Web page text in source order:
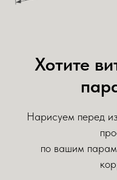
Хотите
Нарисуем перед
по вашим